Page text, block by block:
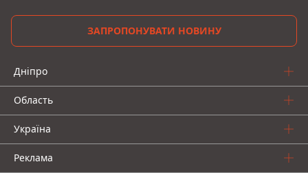
ЗАПРОПОНУВАТИ НОВИНУ
Дніпро
Область
Україна
Реклама